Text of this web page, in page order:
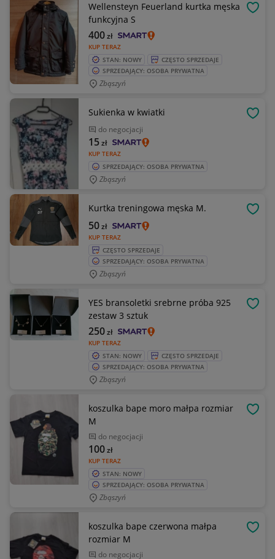
Wellensteyn Feuerland kurtka męska
funkcyjna S
KUP TERAZ
400zł
STAN: NOWY
CZĘSTO SPRZEDAJE
SPRZEDAJĄCY: OSOBA PRYWATNA
Zbąszyń
Sukienka w kwiatki
do negocjacji
KUP TERAZ
15zł
SPRZEDAJĄCY: OSOBA PRYWATNA
Zbąszyń
Kurtka treningowa męska M.
KUP TERAZ
50zł
CZĘSTO SPRZEDAJE
SPRZEDAJĄCY: OSOBA PRYWATNA
Zbąszyń
YES bransoletki srebrne próba 925
zestaw 3 sztuk
KUP TERAZ
250zł
STAN: NOWY
CZĘSTO SPRZEDAJE
SPRZEDAJĄCY: OSOBA PRYWATNA
Zbąszyń
koszulka bape moro małpa rozmiar
M
do negocjacji
KUP TERAZ
100zł
STAN: NOWY
SPRZEDAJĄCY: OSOBA PRYWATNA
Zbąszyń
koszulka bape czerwona małpa
rozmiar M
do negocjacji